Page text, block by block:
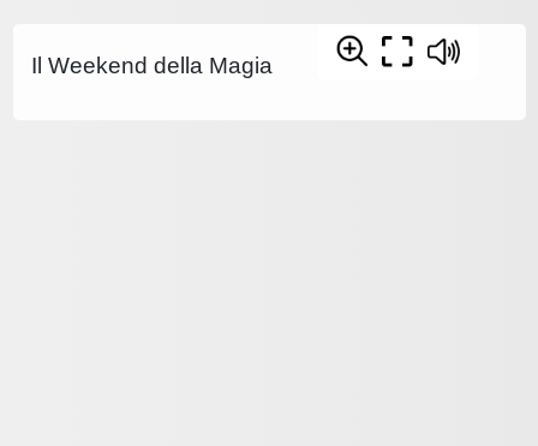
Il Weekend della Magia